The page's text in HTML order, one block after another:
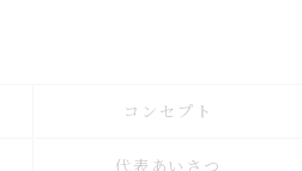
コンセプト
代表あいさつ